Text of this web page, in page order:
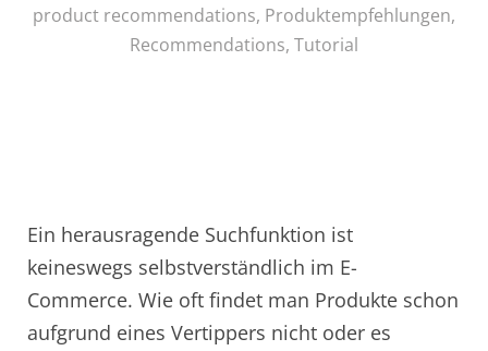
product recommendations, Produktempfehlungen,
Recommendations, Tutorial
Ein herausragende Suchfunktion ist
keineswegs selbstverständlich im E-
Commerce. Wie oft findet man Produkte schon
aufgrund eines Vertippers nicht oder es